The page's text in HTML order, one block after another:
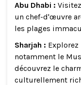
Abu Dhabi :
un chef-d'œuvre
les plages
Sharjah :
notamment le
découvrez le
culturellement